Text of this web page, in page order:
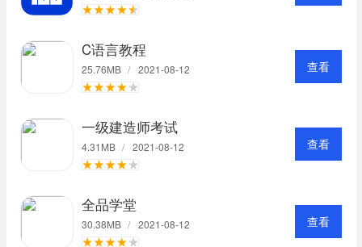
C语言教程
25.76MB / 2021-08-12 查看
一级建造师考试
4.31MB / 2021-08-12 查看
全品学堂
30.38MB / 2021-08-12 查看